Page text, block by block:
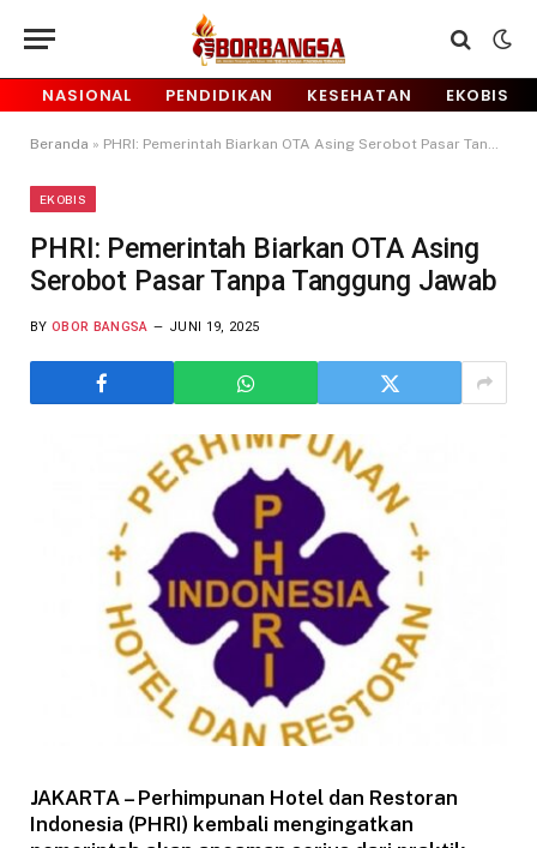
NASIONAL PENDIDIKAN KESEHATAN EKOBIS
Beranda » PHRI: Pemerintah Biarkan OTA Asing Serobot Pasar Tanpa Tanggung Jawab
EKOBIS
PHRI: Pemerintah Biarkan OTA Asing
Serobot Pasar Tanpa Tanggung Jawab
BY OBOR BANGSA JUNI 19, 2025
JAKARTA – Perhimpunan Hotel dan Restoran
Indonesia (PHRI) kembali mengingatkan